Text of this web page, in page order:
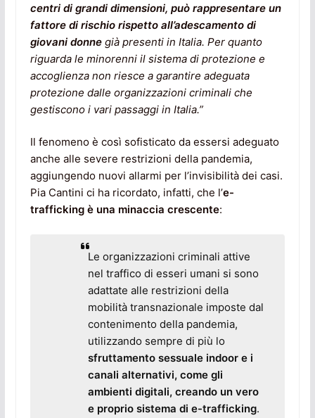
centri di grandi dimensioni, può rappresentare un
fattore di rischio rispetto all’adescamento di
giovani donnegià presenti in Italia. Per quanto
riguarda le minorenni il sistema di protezione e
accoglienza non riesce a garantire adeguata
protezione dalle organizzazioni criminali che
gestiscono i vari passaggi in Italia.”
Il fenomeno è così sofisticato da essersi adeguato
anche alle severe restrizioni della pandemia,
aggiungendo nuovi allarmi per l’invisibilità dei casi.
Pia Cantini ci ha ricordato, infatti, che l’e-
trafficking è una minaccia crescente:
Le organizzazioni criminali attive
nel traffico di esseri umani si sono
adattate alle restrizioni della
mobilità transnazionale imposte dal
contenimento della pandemia,
utilizzando sempre di più lo
sfruttamento sessuale indoor e i
canali alternativi, come gli
ambienti digitali, creando un vero
e proprio sistema di e-trafficking.